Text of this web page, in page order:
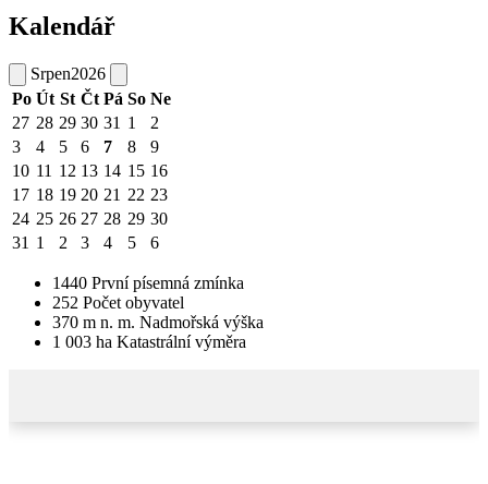
Kalendář
Srpen2026
Po Út St Čt Pá So Ne
27 28 29 30 31 1
2
3
4 5 6 7 8
9
10 11 12 13 14 15 16
17 18 19 20 21 22 23
24 25 26 27 28 29 30
31 1 2 3 4 5 6
1440 První písemná zmínka
252 Počet obyvatel
370 m n. m. Nadmořská výška
1 003 ha Katastrální výměra